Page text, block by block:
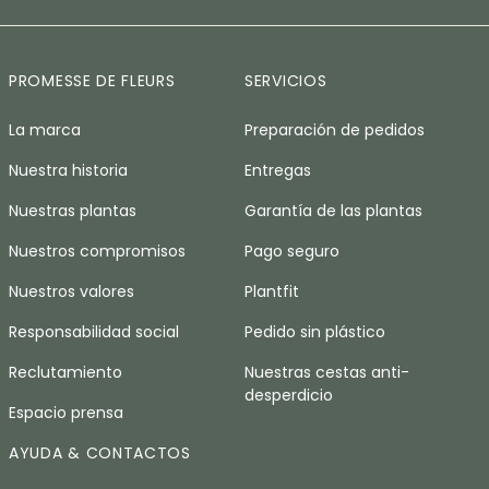
PROMESSE DE FLEURS
La marca
Nuestra historia
Nuestras plantas
Nuestros compromisos
Nuestros valores
Responsabilidad social
Reclutamiento
Espacio prensa
SERVICIOS
Preparación de pedidos
Entregas
Garantía de las plantas
Pago seguro
Plantfit
Pedido sin plástico
Nuestras cestas anti-
desperdicio
AYUDA & CONTACTOS